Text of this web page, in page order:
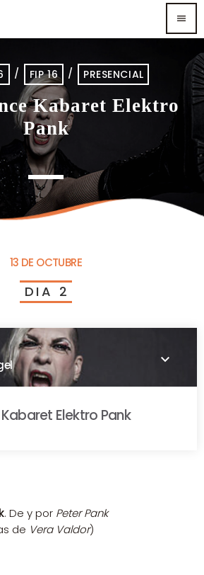
menu
for the moment.
/ FIP 16 / PRESENCIAL
Kabaret Elektro
Pank
13 DE OCTUBRE
D I A 2
keyboard_arrow_down
Elektro Pank
. De y por Peter Pank
de Vera Valdor)